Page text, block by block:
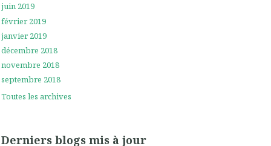
juin 2019
février 2019
janvier 2019
décembre 2018
novembre 2018
septembre 2018
Toutes les archives
Derniers blogs mis à jour